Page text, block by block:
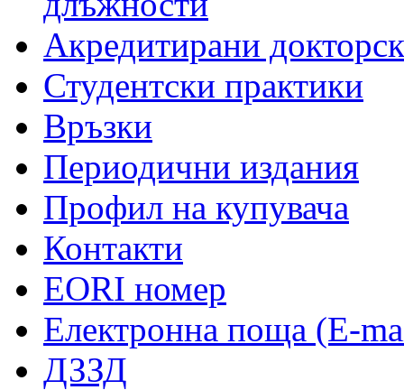
Акредитирани
Студентски практики
Връзки
Периодични издания
Профил на купувача
Контакти
EORI номер
Електронна поща (E-
ДЗЗД